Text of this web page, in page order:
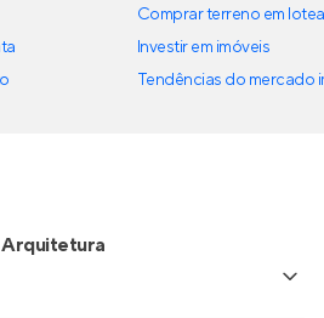
Comprar terreno em
Investir em imóveis
Tendências do mercado
Arquitetura